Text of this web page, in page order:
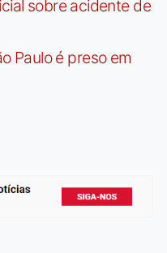
sobre acidente de
Paulo é preso em